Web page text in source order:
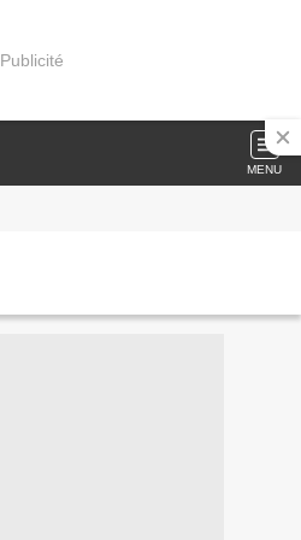
Publicité
MENU